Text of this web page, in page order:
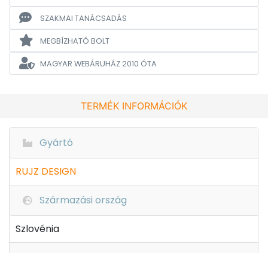
SZAKMAI TANÁCSADÁS
MEGBÍZHATÓ BOLT
MAGYAR WEBÁRUHÁZ2010 ÓTA
TERMÉK INFORMÁCIÓK
Gyártó
RUJZ DESIGN
Származási ország
Szlovénia